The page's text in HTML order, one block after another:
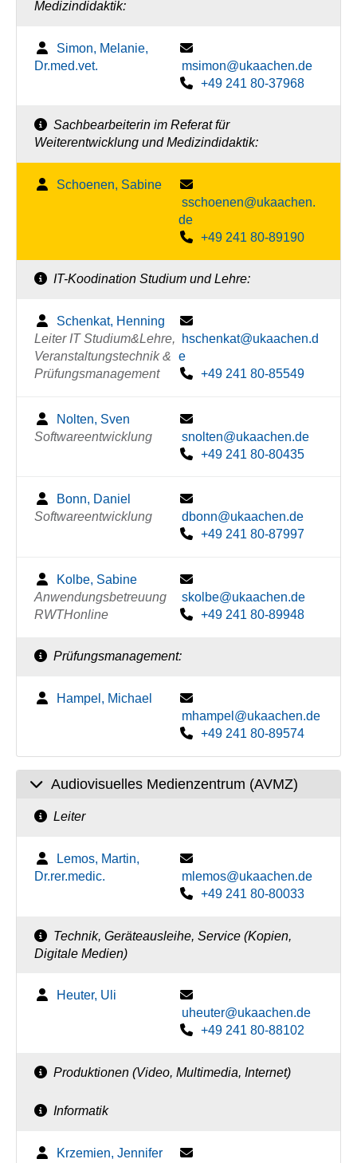
Medizindidaktik:
Simon, Melanie,
Dr.med.vet.
msimon@ukaachen.de
+49 241 80-37968
Sachbearbeiterin im Referat für
Weiterentwicklung und Medizindidaktik:
Schoenen, Sabine
sschoenen@ukaachen.
de
+49 241 80-89190
IT-Koodination Studium und Lehre:
Schenkat, Henning
Leiter IT Studium&Lehre,
Veranstaltungstechnik &
Prüfungsmanagement
hschenkat@ukaachen.d
e
+49 241 80-85549
Nolten, Sven
Softwareentwicklung
snolten@ukaachen.de
+49 241 80-80435
Bonn, Daniel
Softwareentwicklung
dbonn@ukaachen.de
+49 241 80-87997
Kolbe, Sabine
Anwendungsbetreuung
RWTHonline
skolbe@ukaachen.de
+49 241 80-89948
Prüfungsmanagement:
Hampel, Michael
mhampel@ukaachen.de
+49 241 80-89574
Audiovisuelles Medienzentrum (AVMZ)
Leiter
Lemos, Martin,
Dr.rer.medic.
mlemos@ukaachen.de
+49 241 80-80033
Technik, Geräteausleihe, Service (Kopien,
Digitale Medien)
Heuter, Uli
uheuter@ukaachen.de
+49 241 80-88102
Produktionen (Video, Multimedia, Internet)
Informatik
Krzemien, Jennifer